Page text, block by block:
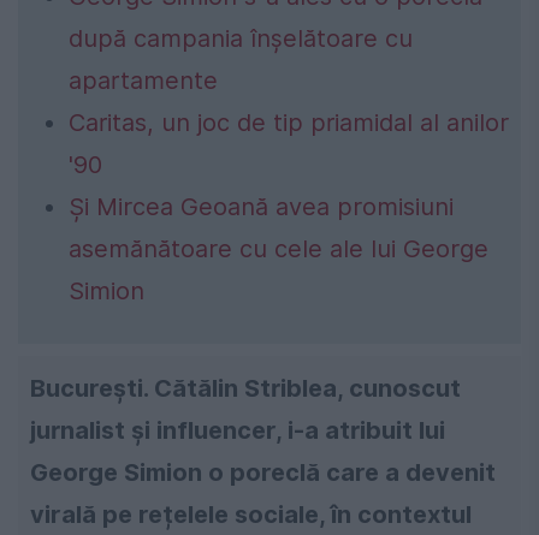
după campania înșelătoare cu
apartamente
Caritas, un joc de tip priamidal al anilor
'90
Și Mircea Geoană avea promisiuni
asemănătoare cu cele ale lui George
Simion
București. Cătălin Striblea, cunoscut
jurnalist și influencer, i-a atribuit lui
George Simion o poreclă care a devenit
virală pe rețelele sociale, în contextul